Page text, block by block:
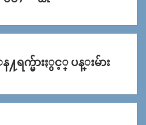
႔ရက္မ်ားႏွင့္ ပန္းမ်ား